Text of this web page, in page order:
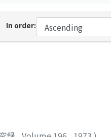
In order: